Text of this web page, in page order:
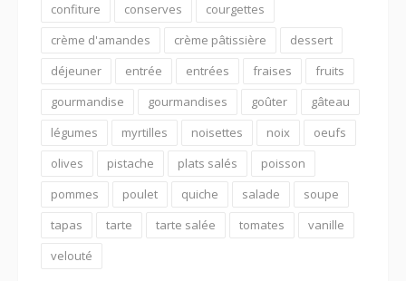
confiture
conserves
courgettes
crème d'amandes
crème pâtissière
dessert
déjeuner
entrée entrées fraises
fruits
gourmandise
gourmandises goûter
gâteau
légumes
myrtilles noisettes noix
oeufs
olives
pistache plats salés
poisson
pommes
poulet quiche salade
soupe
tapas
tarte tarte salée tomates
vanille
velouté